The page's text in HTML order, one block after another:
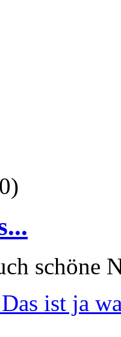
schöne
Das ist ja